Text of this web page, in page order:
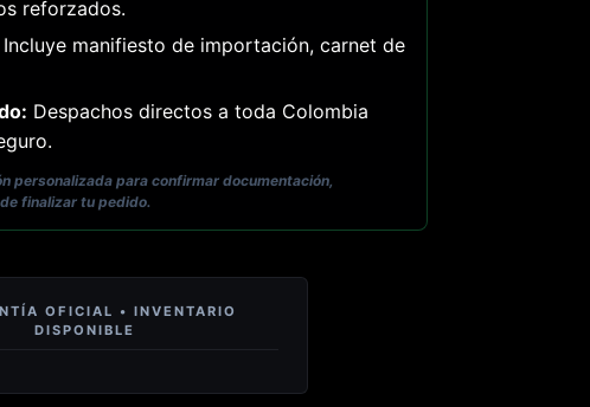
reforzados.
Incluye manifiesto de importación, carnet de
Despachos directos a toda Colombia
personalizada para confirmar documentación,
finalizar tu pedido.